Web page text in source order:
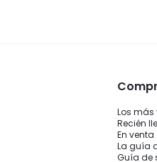
Los
Recién
En venta
La guía
Guía de